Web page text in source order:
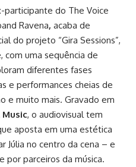
participante do The Voice
Ravena, acaba de
do projeto “Gira Sessions”,
com uma sequência de
diferentes fases
e performances cheias de
e muito mais. Gravado em
, o audiovisual tem
aposta em uma estética
Júlia no centro da cena – e
por parceiros da música.